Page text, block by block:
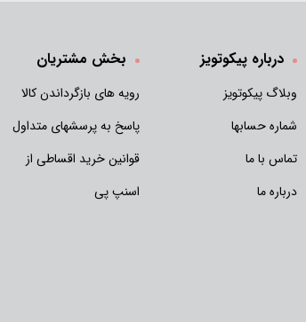
درباره پیکوتویز
وبلاگ پیکوتویز
شماره حسابها
تماس با ما
درباره ما
بخش مشتریان
رویه های بازگرداندن کالا
پاسخ به پرسشهای متداول
قوانین خرید اقساطی از
اسنپ پی